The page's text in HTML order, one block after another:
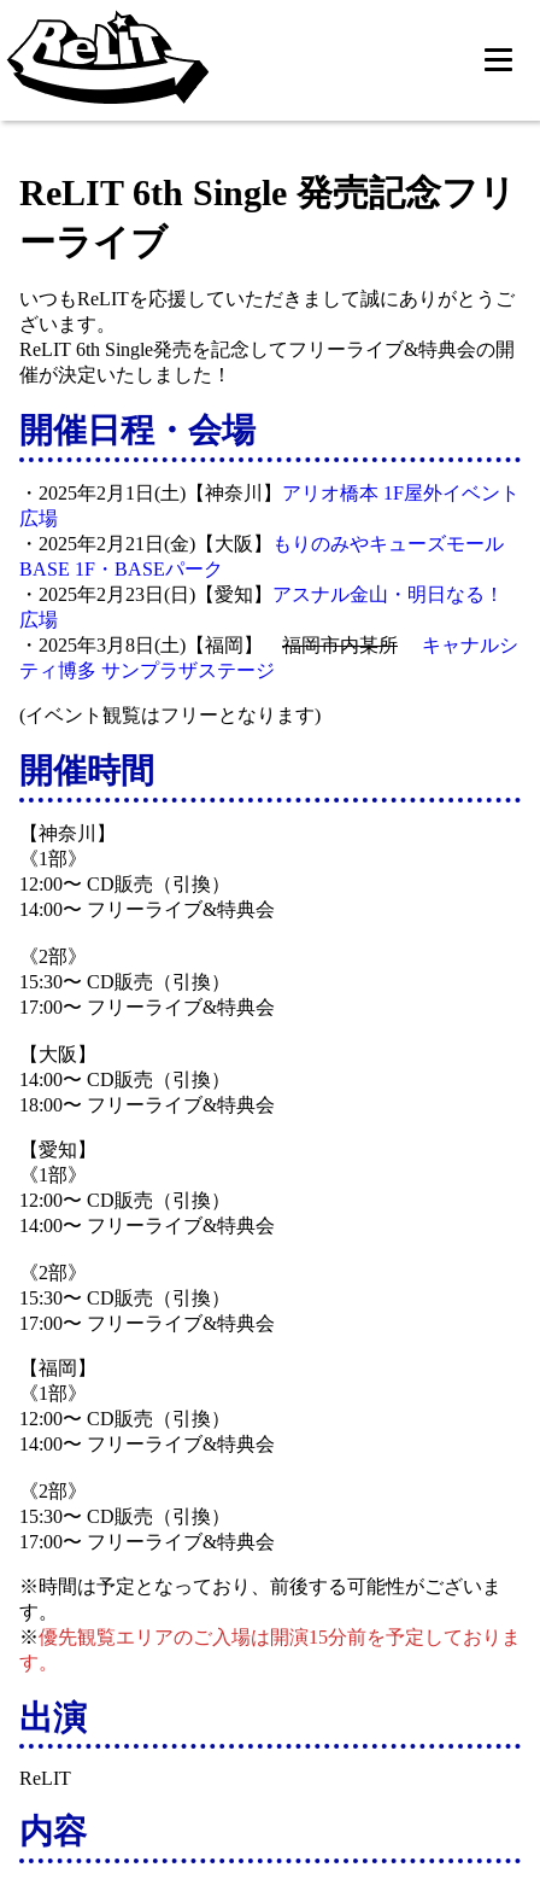
ReLIT 6th Single 発売記念フリ
ーライブ
いつもReLITを応援していただきまして誠にありがとうご
ざいます。
ReLIT 6th Single発売を記念してフリーライブ&特典会の開
催が決定いたしました！
開催日程・会場
・2025年2月1日(土)【神奈川】 アリオ橋本 1F屋外イベント
広場
・2025年2月21日(金)【大阪】
もりのみやキューズモール
BASE 1F・BASEパーク
・2025年2月23日(日)【愛知】 アスナル金山・明日なる！
広場
・2025年3月8日(土)【福岡】
福岡市内某所
キャナルシ
ティ博多 サンプラザステージ
(イベント観覧はフリーとなります)
開催時間
【神奈川】
《1部》
12:00〜 CD販売（引換）
14:00〜 フリーライブ&特典会
《2部》
15:30〜 CD販売（引換）
17:00〜 フリーライブ&特典会
【大阪】
14:00〜 CD販売（引換）
18:00〜 フリーライブ&特典会
【愛知】
《1部》
12:00〜 CD販売（引換）
14:00〜 フリーライブ&特典会
《2部》
15:30〜 CD販売（引換）
17:00〜 フリーライブ&特典会
【福岡】
《1部》
12:00〜 CD販売（引換）
14:00〜 フリーライブ&特典会
《2部》
15:30〜 CD販売（引換）
17:00〜 フリーライブ&特典会
※時間は予定となっており、前後する可能性がございま
す。
※優先観覧エリアのご入場は開演15分前を予定しておりま
す。
出演
ReLIT
内容